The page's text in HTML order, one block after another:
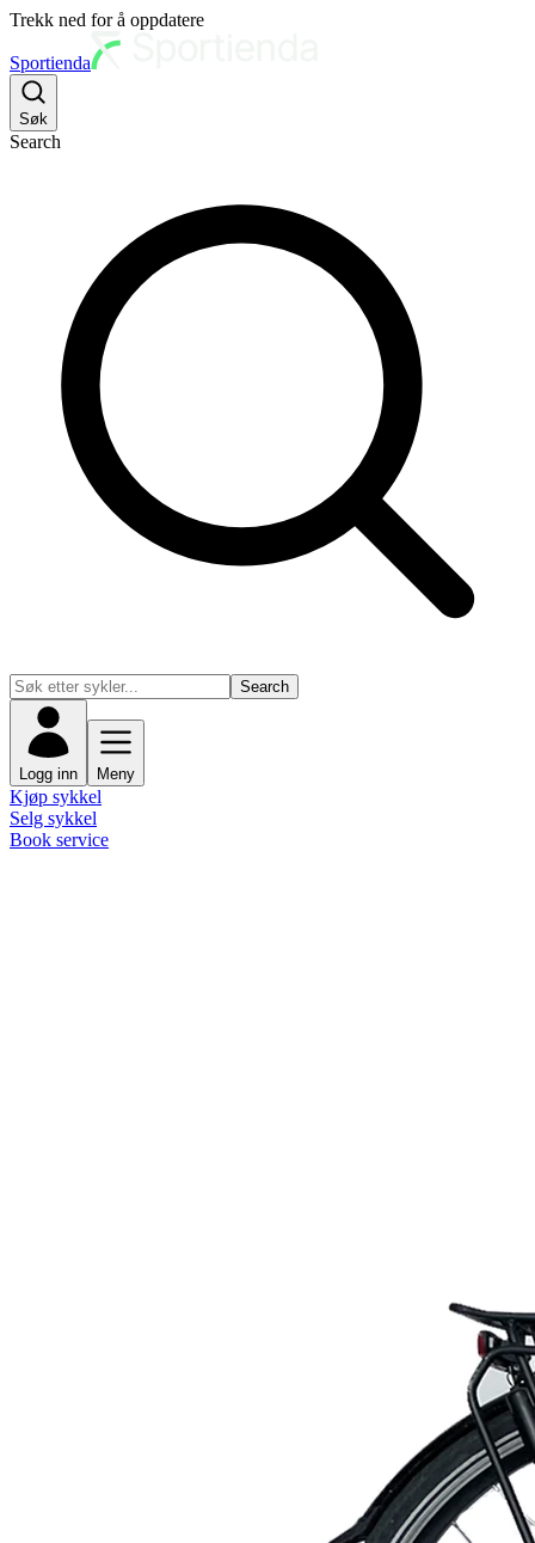
Trekk ned for å oppdatere
Sportienda
Søk
Search
Search
Logg inn Meny
Kjøp sykkel
Selg sykkel
Book service